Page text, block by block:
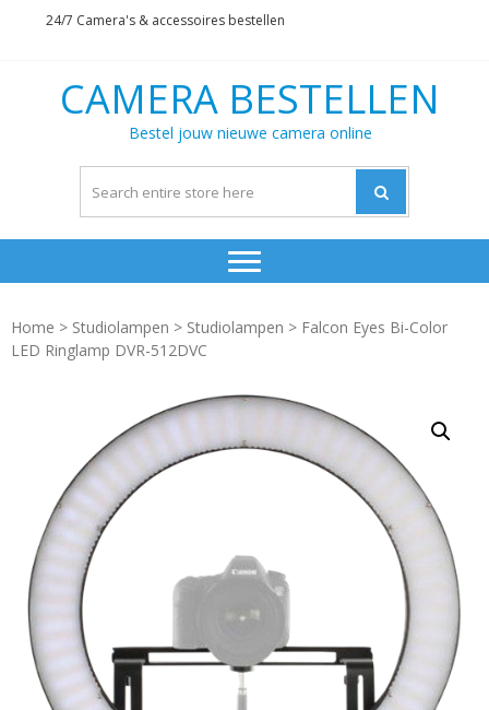
24/7 Camera's & accessoires bestellen
CAMERA BESTELLEN
Bestel jouw nieuwe camera online
Home > Studiolampen > Studiolampen > Falcon Eyes Bi-Color
LED Ringlamp DVR-512DVC